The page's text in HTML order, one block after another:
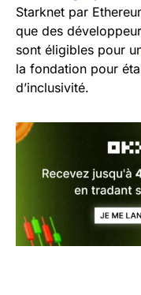
Starknet par
que des
sont éligibles pour
la fondation pour
d’inclusivité.